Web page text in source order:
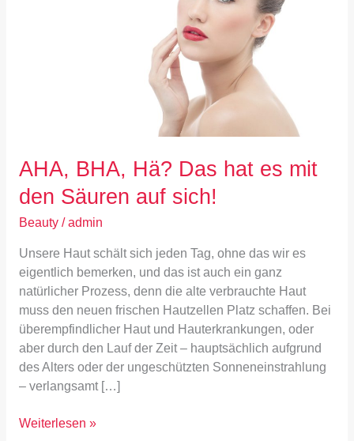
AHA, BHA, Hä? Das hat es mit
den Säuren auf sich!
Beauty/ admin
Unsere Haut schält sich jeden Tag, ohne das wir es
eigentlich bemerken, und das ist auch ein ganz
natürlicher Prozess, denn die alte verbrauchte Haut
muss den neuen frischen Hautzellen Platz schaffen. Bei
überempfindlicher Haut und Hauterkrankungen, oder
aber durch den Lauf der Zeit – hauptsächlich aufgrund
des Alters oder der ungeschützten Sonneneinstrahlung
– verlangsamt […]
Weiterlesen »